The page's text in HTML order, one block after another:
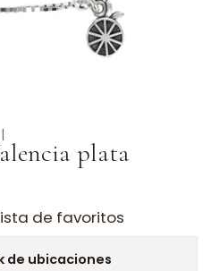
|
plata
de favoritos
de ubicaciones